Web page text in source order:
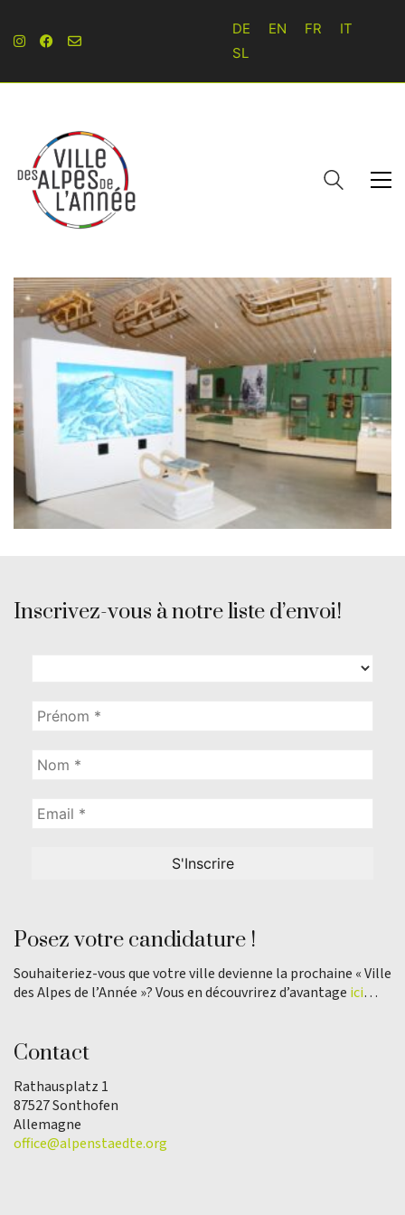
DE EN FR
IT
SL
Inscrivez-vous à notre liste d’envoi!
Posez votre candidature !
Souhaiteriez-vous que votre ville devienne la prochaine « Ville
des Alpes de l’Année »? Vous en découvrirez d’avantage ici…
Contact
Rathausplatz 1
87527 Sonthofen
Allemagne
office@alpenstaedte.org